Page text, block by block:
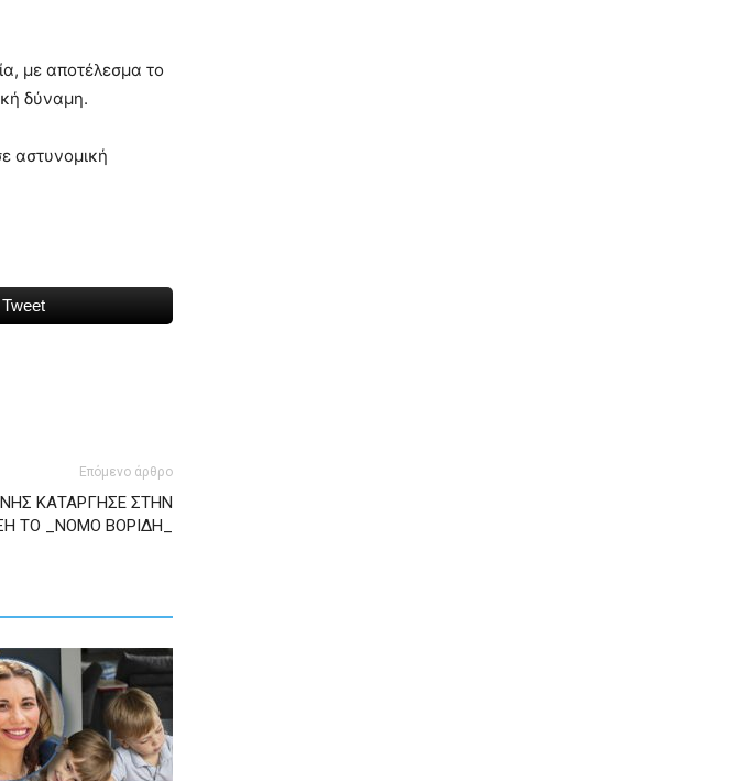
με αποτέλεσμα το
δύναμη.
αστυνομική
Tweet
Επόμενο άρθρο
ΚΑΤΑΡΓΗΣΕ ΣΤΗΝ
ΤΟ _ΝΟΜΟ ΒΟΡΙΔΗ_